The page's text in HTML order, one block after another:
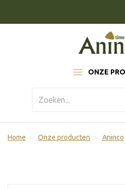
ONZE
Home Onze producten Aninco